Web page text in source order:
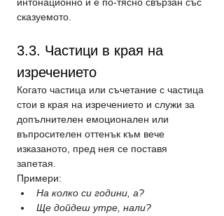
сказуемото.
3.3. Частици в края на
изречението
Когато частица или съчетание с частица
стои в края на изречението и служи за
допълнителен емоционален или
въпросителен оттенък към вече
изказаното, пред нея се поставя
запетая.
Примери:
На колко си години, а?
Ще дойдеш утре, нали?